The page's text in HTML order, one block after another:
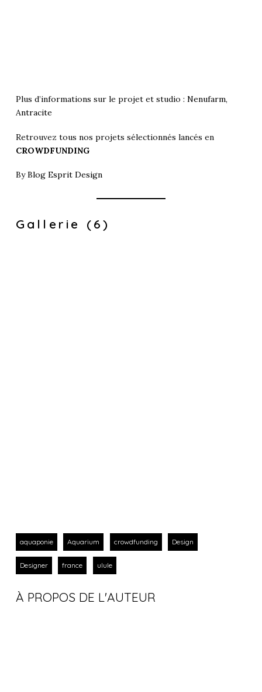
Plus d’informations sur le projet et studio : Nenufarm,
Antracite
Retrouvez tous nos projets sélectionnés lancés en
CROWDFUNDING
ByBlog Esprit Design
Gallerie (6)
aquaponie Aquarium crowdfunding Design
Designer france ulule
À PROPOS DE L'AUTEUR